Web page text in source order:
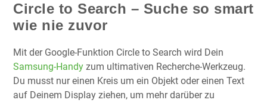
Circle to Search – Suche so smart
wie nie zuvor
Mit der Google-Funktion Circle to Search wird Dein
Samsung-Handy zum ultimativen Recherche-Werkzeug.
Du musst nur einen Kreis um ein Objekt oder einen Text
auf Deinem Display ziehen, um mehr darüber zu